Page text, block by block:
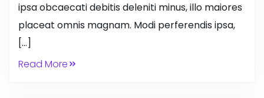
ipsa obcaecati debitis deleniti minus, illo maiores
placeat omnis magnam. Modi perferendis ipsa,
[…]
Read More